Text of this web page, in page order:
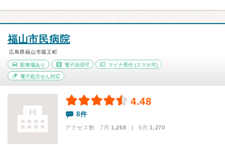
福山市民病院
広島県福山市蔵王町
駐車場あり 電子決済可 マイナ受付 (スマホ可)
電子処方せん対応
4.48
8件
アクセス数 7月:1,268 | 6月:1,270